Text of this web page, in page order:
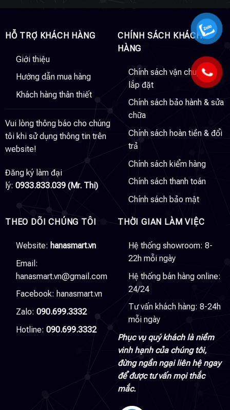
HỖ TRỢ KHÁCH HÀNG
Giới thiệu
Hướng dẫn mua hàng
Khách hàng thân thiết
Vui lòng thông báo cho chúng
tôi khi sử dụng thông tin trên
website!
Đăng ký làm đại
lý: 0933.833.039 (Mr. Thi)
CHÍNH SÁCH KHÁCH
HÀNG
Chính sách vận chuyển &
lắp đặt
Chính sách bảo hành & sửa
chữa
Chính sách hoàn tiền & đổi
trả
Chính sách kiểm hàng
Chính sách thanh toán
Chính sách bảo mật
THEO DÕI CHÚNG TÔI
Website: hanasmart.vn
Email:
hanasmart.vn@gmail.com
Facebook: hanasmart.vn
Zalo: 090.699.3332
Hotline: 090.699.3332
THỜI GIAN LÀM VIỆC
Hệ thống showroom: 8-
22h mỗi ngày
Hệ thống bán hàng online:
24/24
Tư vấn khách hàng: 8-24h
mỗi ngày
Phục vụ quý khách là niềm
vinh hạnh của chúng tôi,
đừng ngần ngại liên hệ ngay
để được tư vấn mọi thắc
mắc.